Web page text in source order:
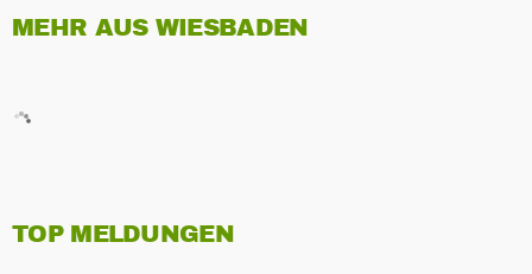
MEHR AUS WIESBADEN
TOP MELDUNGEN